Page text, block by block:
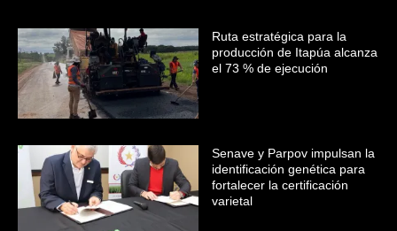
Ruta estratégica para la
producción de Itapúa alcanza
el 73 % de ejecución
Senave y Parpov impulsan la
identificación genética para
fortalecer la certificación
varietal